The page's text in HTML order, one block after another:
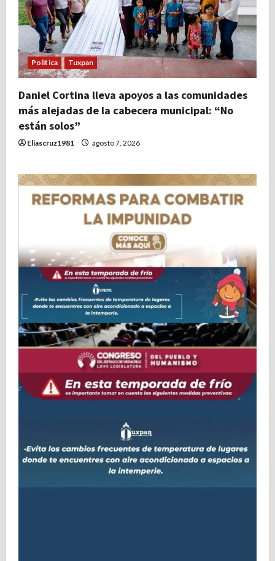
Politica Tuxpan
Daniel Cortina lleva apoyos a las comunidades
más alejadas de la cabecera municipal: “No
están solos”
Eliascruz1981 agosto 7, 2026